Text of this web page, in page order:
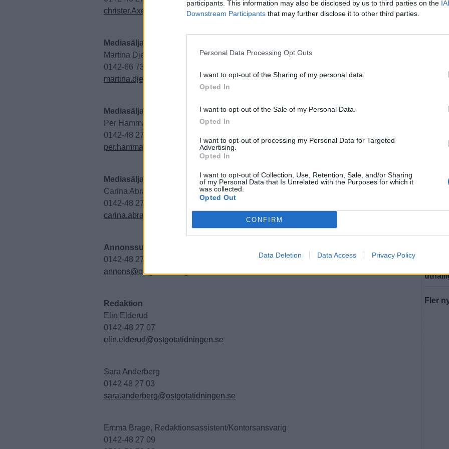
participants. This information may also be disclosed by us to third parties on the
Downstream Participants that may further disclose it to other third parties.
Personal Data Processing Opt Outs
I want to opt-out of the Sharing of my personal data.
Opted In
I want to opt-out of the Sale of my Personal Data.
Opted In
I want to opt-out of processing my Personal Data for Targeted
Advertising.
Opted In
I want to opt-out of Collection, Use, Retention, Sale, and/or Sharing
of my Personal Data that Is Unrelated with the Purposes for which it
was collected.
Opted Out
CONFIRM
Data Deletion Data Access Privacy Policy
christer.Axelsson@ostgotatidningen.se
Mediasäljare
Martina Djerf
0142-66 73 12
martina.djerf@ostgotatidningen.se
Mediasäljare
Per Hammarström
0142-48 27 06
per.hammarstrom@ostgotatidningen.se
Mediasäljare
Carina Abrahamsson
0142-48 27 08
carina.abrahamsson@ostgotatidningen.se
Annonssupport
0142-48 27 00
annons@ostgotatidningen.se
Redaktion
Elin Elderud
0142-48 27 07
elin.elderud@ostgotatidningen.se
Sara Anderberg
0142 48 27 03
sara.anderberg@ostgotatidningen.se
Emma Brage, Redaktionsassistent/Kontorsansvarig
0142-48 27 09
MOTALA
MJÖLBY
På
Fler